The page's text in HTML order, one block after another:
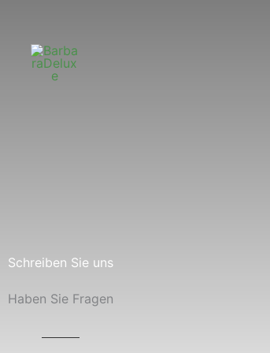
Schreiben Sie uns
Haben Sie Fragen